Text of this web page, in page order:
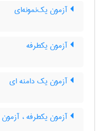
آزمون یک‌نمونه‌ای
آزمون یکطرفه
آزمون یک دامنه ای
آزمون یکطرفه ،